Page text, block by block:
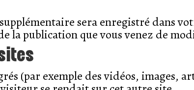
sera enregistré dans
la publication que vous venez de
(par exemple des vidéos, images,